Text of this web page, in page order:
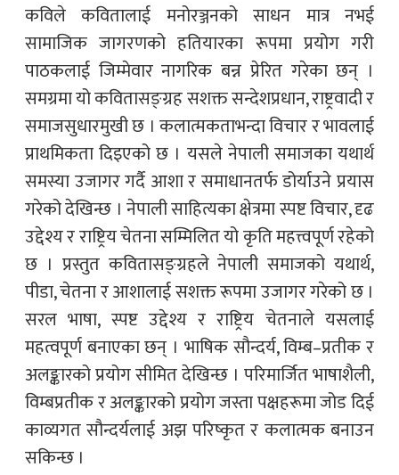
कविले कवितालाई मनोरञ्जनको साधन मात्र नभई
सामाजिक जागरणको हतियारका रूपमा प्रयोग गरी
पाठकलाई जिम्मेवार नागरिक बन्न प्रेरित गरेका छन् ।
समग्रमा यो कवितासङ्ग्रह सशक्त सन्देशप्रधान, राष्ट्रवादी र
समाजसुधारमुखी छ । कलात्मकताभन्दा विचार र भावलाई
प्राथमिकता दिइएको छ । यसले नेपाली समाजका यथार्थ
समस्या उजागर गर्दै आशा र समाधानतर्फ डोर्याउने प्रयास
गरेको देखिन्छ । नेपाली साहित्यका क्षेत्रमा स्पष्ट विचार, दृढ
उद्देश्य र राष्ट्रिय चेतना सम्मिलित यो कृति महत्त्वपूर्ण रहेको
छ । प्रस्तुत कवितासङ्ग्रहले नेपाली समाजको यथार्थ,
पीडा, चेतना र आशालाई सशक्त रूपमा उजागर गरेको छ ।
सरल भाषा, स्पष्ट उद्देश्य र राष्ट्रिय चेतनाले यसलाई
महत्वपूर्ण बनाएका छन् । भाषिक सौन्दर्य, विम्ब–प्रतीक र
अलङ्कारको प्रयोग सीमित देखिन्छ । परिमार्जित भाषाशैली,
विम्बप्रतीक र अलङ्कारको प्रयोग जस्ता पक्षहरूमा जोड दिई
काव्यगत सौन्दर्यलाई अझ परिष्कृत र कलात्मक बनाउन
सकिन्छ ।